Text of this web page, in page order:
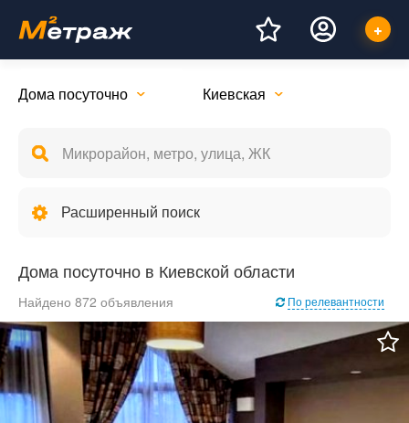
Дома посуточно Киевская
Расширенный поиск
Дома посуточно в Киевской области
Найдено 872 объявления По релевантности